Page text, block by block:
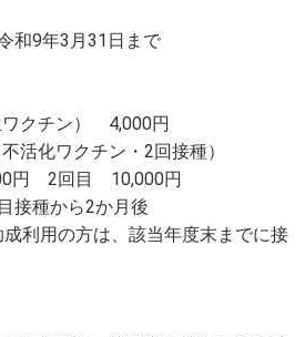
9年3月31日まで
クチン） 4,000円
活化ワクチン・2回接種）
2回目 10,000円
から2か月後
の方は、該当年度末までに接